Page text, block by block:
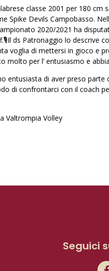
classe 2001 per 180
Spike Devils Campobasso.
2020/2021 ha
ds Patronaggio lo descrive
voglia di mettersi in gioco e
molto per l’ entusiasmo e
entusiasta di aver preso
di confrontarci con il coach
Valtrompia Volley
Seguici